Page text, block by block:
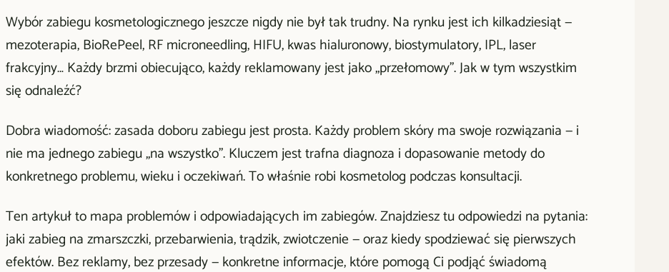
Wybór zabiegu kosmetologicznego jeszcze nigdy nie był tak trudny. Na rynku jest ich kilkadziesiąt —
mezoterapia, BioRePeel, RF microneedling, HIFU, kwas hialuronowy, biostymulatory, IPL, laser
frakcyjny… Każdy brzmi obiecująco, każdy reklamowany jest jako „przełomowy". Jak w tym wszystkim
się odnaleźć?
Dobra wiadomość: zasada doboru zabiegu jest prosta. Każdy problem skóry ma swoje rozwiązania — i
nie ma jednego zabiegu „na wszystko". Kluczem jest trafna diagnoza i dopasowanie metody do
konkretnego problemu, wieku i oczekiwań. To właśnie robi kosmetolog podczas konsultacji.
Ten artykuł to mapa problemów i odpowiadających im zabiegów. Znajdziesz tu odpowiedzi na pytania:
jaki zabieg na zmarszczki, przebarwienia, trądzik, zwiotczenie — oraz kiedy spodziewać się pierwszych
efektów. Bez reklamy, bez przesady — konkretne informacje, które pomogą Ci podjąć świadomą